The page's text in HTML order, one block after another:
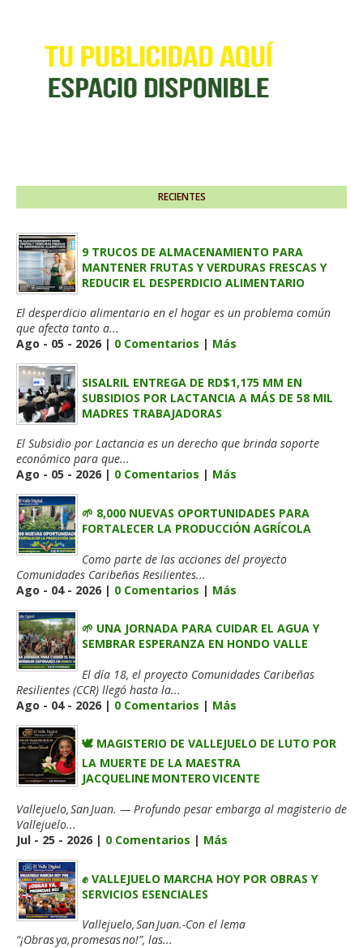
RECIENTES
9 TRUCOS DE ALMACENAMIENTO PARA
MANTENER FRUTAS Y VERDURAS FRESCAS Y
REDUCIR EL DESPERDICIO ALIMENTARIO
El desperdicio alimentario en el hogar es un problema común
que afecta tanto a...
Ago - 05 - 2026 | 0 Comentarios | Más
SISALRIL ENTREGA DE RD$1,175 MM EN
SUBSIDIOS POR LACTANCIA A MÁS DE 58 MIL
MADRES TRABAJADORAS
El Subsidio por Lactancia es un derecho que brinda soporte
económico para que...
Ago - 05 - 2026 | 0 Comentarios | Más
🌱 8,000 NUEVAS OPORTUNIDADES PARA
FORTALECER LA PRODUCCIÓN AGRÍCOLA
Como parte de las acciones del proyecto
Comunidades Caribeñas Resilientes...
Ago - 04 - 2026 | 0 Comentarios | Más
🌱 UNA JORNADA PARA CUIDAR EL AGUA Y
SEMBRAR ESPERANZA EN HONDO VALLE
El día 18, el proyecto Comunidades Caribeñas
Resilientes (CCR) llegó hasta la...
Ago - 04 - 2026 | 0 Comentarios | Más
🕊️ MAGISTERIO DE VALLEJUELO DE LUTO POR
LA MUERTE DE LA MAESTRA
JACQUELINE MONTERO VICENTE
Vallejuelo, San Juan. — Profundo pesar embarga al magisterio de
Vallejuelo...
Jul - 25 - 2026 | 0 Comentarios | Más
✊ VALLEJUELO MARCHA HOY POR OBRAS Y
SERVICIOS ESENCIALES
Vallejuelo, San Juan.-Con el lema
“¡Obras ya, promesas no!”, las...